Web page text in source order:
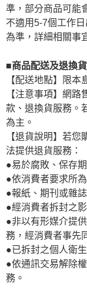
準，部分商品可能
不適用5-7個工作
為準，詳細相關事
■商品配送及退換
【配送地點】限本
【注意事項】網
款、退換貨服務。
為主。
【退貨說明】若
法提供退貨服務：
●易於腐敗、保存
●依消費者要求所
●報紙、期刊或雜誌
●經消費者拆封之
●非以有形媒介提
務，經消費者事先
●已拆封之個人衛生
●依通訊交易解除
務。